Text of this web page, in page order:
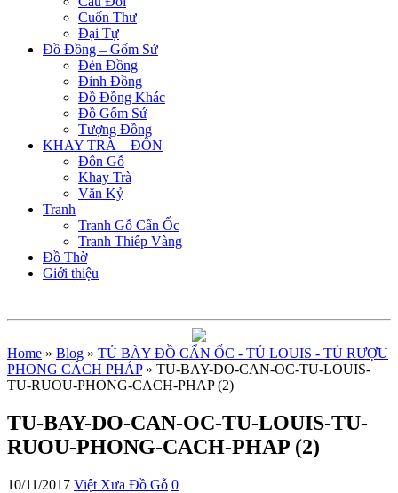
Cuốn Thư
Đại Tự
Đồ Đồng – Gốm Sứ
Đèn Đồng
Đỉnh Đồng
Đồ Đồng Khác
Đồ Gốm Sứ
Tượng Đồng
KHAY TRÀ – ĐÔN
Đôn Gỗ
Khay Trà
Văn Kỷ
Tranh
Tranh Gỗ Cẩn Ốc
Tranh Thiếp Vàng
Đồ Thờ
Giới thiệu
Home » Blog » TỦ BÀY ĐỒ CẨN ỐC - TỦ LOUIS - TỦ RƯỢU
PHONG CÁCH PHÁP» TU-BAY-DO-CAN-OC-TU-LOUIS-
TU-RUOU-PHONG-CACH-PHAP (2)
TU-BAY-DO-CAN-OC-TU-LOUIS-TU-
RUOU-PHONG-CACH-PHAP (2)
10/11/2017 Việt Xưa Đồ Gỗ 0